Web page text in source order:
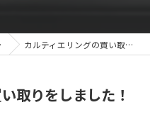
カルティエリングの買い取りをしました！
取りをしました！